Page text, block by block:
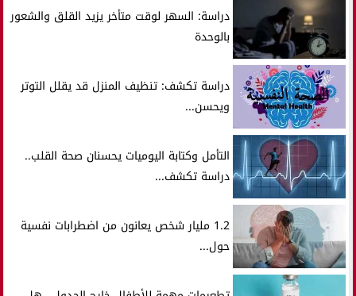
دراسة: السهر لوقت متأخر يزيد القلق والشعور
بالوحدة
دراسة تكشف: تنظيف المنزل قد يقلل التوتر
ويحسن...
التأمل وكتابة اليوميات يحسنان صحة القلب..
دراسة تكشف...
1.2 مليار شخص يعانون من اضطرابات نفسية
حول...